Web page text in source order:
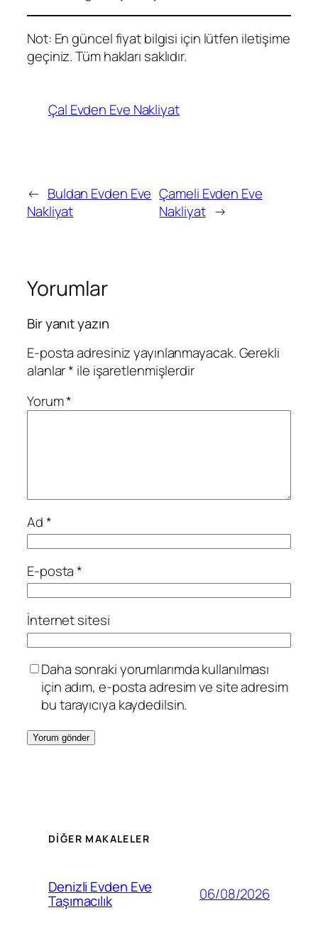
Not: En güncel fiyat bilgisi için lütfen iletişime
geçiniz. Tüm hakları saklıdır.
Çal Evden Eve Nakliyat
← Buldan Evden Eve
Nakliyat
Çameli Evden Eve
Nakliyat →
Yorumlar
Bir yanıt yazın
E-posta adresiniz yayınlanmayacak.Gerekli
alanlar* ile işaretlenmişlerdir
Yorum*
Ad*
E-posta*
İnternet sitesi
Daha sonraki yorumlarımda kullanılması
için adım, e-posta adresim ve site adresim
bu tarayıcıya kaydedilsin.
DIĞER MAKALELER
Denizli Evden Eve
Taşımacılık 06/08/2026